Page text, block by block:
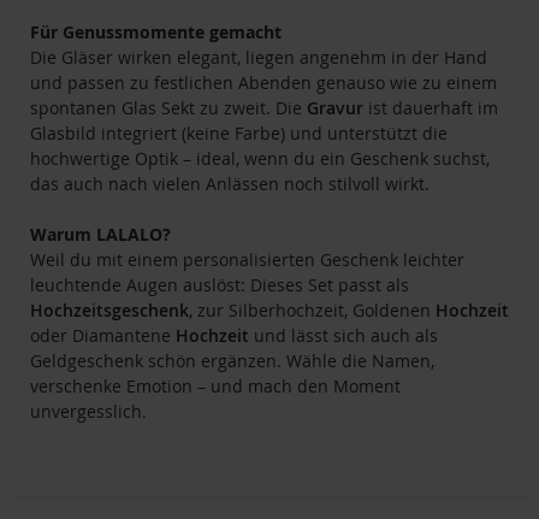
Für Genussmomente gemacht
Die Gläser wirken elegant, liegen angenehm in der Hand
und passen zu festlichen Abenden genauso wie zu einem
spontanen Glas Sekt zu zweit. Die Gravur ist dauerhaft im
Glasbild integriert (keine Farbe) und unterstützt die
hochwertige Optik – ideal, wenn du ein Geschenk suchst,
das auch nach vielen Anlässen noch stilvoll wirkt.
Warum LALALO?
Weil du mit einem personalisierten Geschenk leichter
leuchtende Augen auslöst: Dieses Set passt als
Hochzeitsgeschenk, zur Silberhochzeit, Goldenen Hochzeit
oder Diamantene Hochzeit und lässt sich auch als
Geldgeschenk schön ergänzen. Wähle die Namen,
verschenke Emotion – und mach den Moment
unvergesslich.